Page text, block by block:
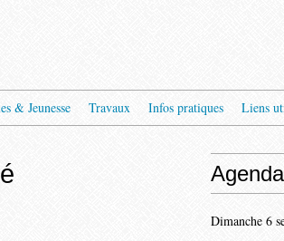
& Jeunesse Travaux Infos pratiques Liens
Agenda
Dimanche 6